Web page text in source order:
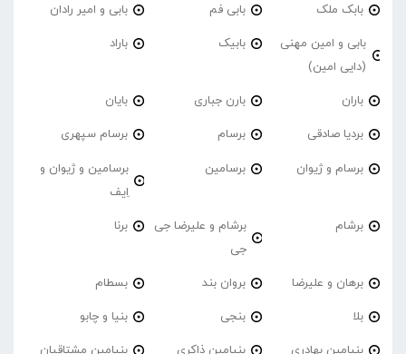
بابک ملک بابی فم بابی و امیر رادان
بابی و امین مهنی
(دایی امین)
بابیک باراد
باران بارن جباری بایان
بردیا صادقی برسام برسام سپهری
برسام و ژیوان برسامین
برسامین و ژیوان و
اِیف
برشام
برشام و علیرضا جی
جی
برنا
برهان و علیرضا بروان بند بسطام
بلا بنجی بنیا و چابو
بنیامین بهادری بنیامین ذاکری بنیامین مشتاقیان